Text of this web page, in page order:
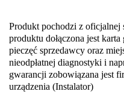
Produkt pochodzi z
produktu dołączona jest
pieczęć sprzedawcy oraz
nieodpłatnej diagnostyki i
gwarancji zobowiązana jest
urządzenia (Instalator)